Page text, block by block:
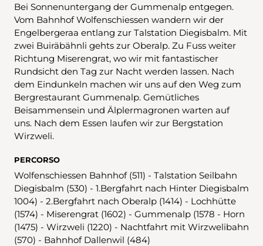
Bei Sonnenuntergang der Gummenalp entgegen.
Vom Bahnhof Wolfenschiessen wandern wir der
Engelbergeraa entlang zur Talstation Diegisbalm. Mit
zwei Buiräbähnli gehts zur Oberalp. Zu Fuss weiter
Richtung Miserengrat, wo wir mit fantastischer
Rundsicht den Tag zur Nacht werden lassen. Nach
dem Eindunkeln machen wir uns auf den Weg zum
Bergrestaurant Gummenalp. Gemütliches
Beisammensein und Älplermagronen warten auf
uns. Nach dem Essen laufen wir zur Bergstation
Wirzweli.
PERCORSO
Wolfenschiessen Bahnhof (511) - Talstation Seilbahn
Diegisbalm (530) - 1.Bergfahrt nach Hinter Diegisbalm
1004) - 2.Bergfahrt nach Oberalp (1414) - Lochhütte
(1574) - Miserengrat (1602) - Gummenalp (1578 - Horn
(1475) - Wirzweli (1220) - Nachtfahrt mit Wirzwelibahn
(570) - Bahnhof Dallenwil (484)